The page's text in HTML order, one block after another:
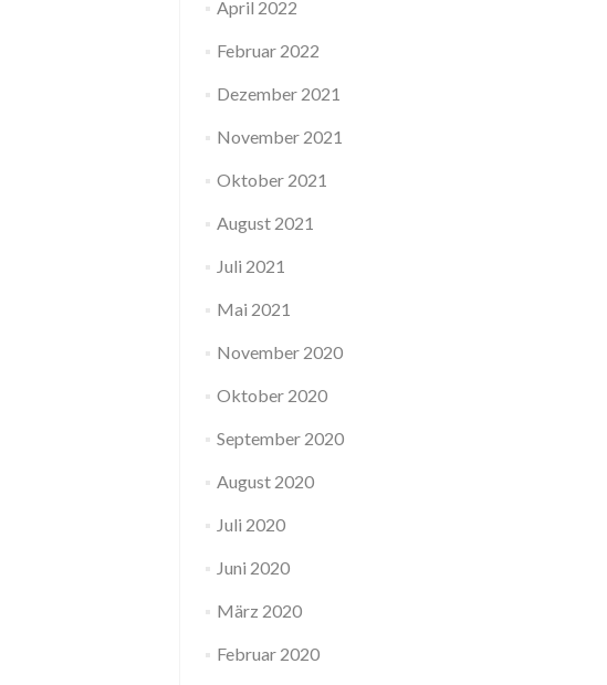
April 2022
Februar 2022
Dezember 2021
November 2021
Oktober 2021
August 2021
Juli 2021
Mai 2021
November 2020
Oktober 2020
September 2020
August 2020
Juli 2020
Juni 2020
März 2020
Februar 2020